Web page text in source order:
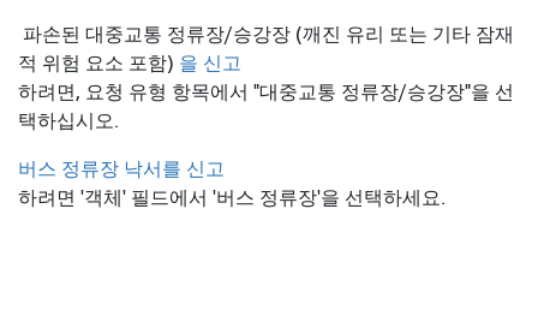
파손된 대중교통 정류장/승강장 (깨진 유리 또는 기타 잠재
적 위험 요소 포함) 을 신고
하려면, 요청 유형 항목에서 "대중교통 정류장/승강장"을 선
택하십시오.
버스 정류장 낙서를 신고
하려면 '객체' 필드에서 '버스 정류장'을 선택하세요.